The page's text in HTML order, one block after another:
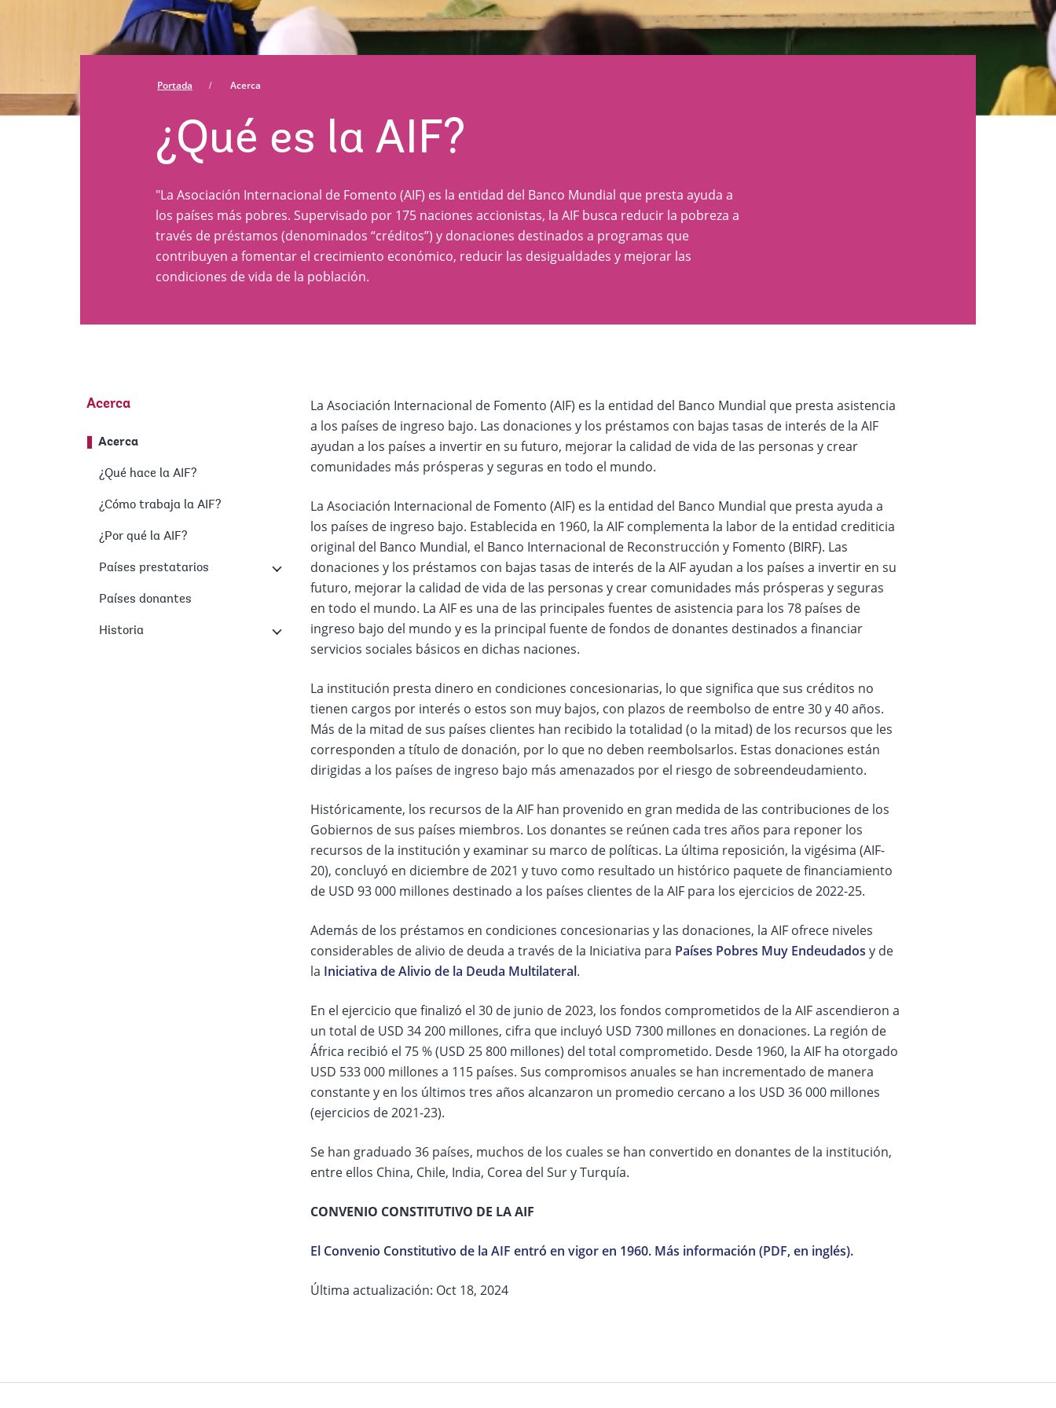
Portada Acerca
¿Qué es la AIF?
"La Asociación Internacional de Fomento (AIF) es la entidad del Banco Mundial que presta ayuda a
los países más pobres. Supervisado por 175 naciones accionistas, la AIF busca reducir la pobreza a
través de préstamos (denominados “créditos”) y donaciones destinados a programas que
contribuyen a fomentar el crecimiento económico, reducir las desigualdades y mejorar las
condiciones de vida de la población.
Acerca
Acerca
¿Qué hace la AIF?
¿Cómo trabaja la AIF?
¿Por qué la AIF?
Países prestatarios
Países donantes
Historia
La Asociación Internacional de Fomento (AIF) es la entidad del Banco Mundial que presta asistencia
a los países de ingreso bajo. Las donaciones y los préstamos con bajas tasas de interés de la AIF
ayudan a los países a invertir en su futuro, mejorar la calidad de vida de las personas y crear
comunidades más prósperas y seguras en todo el mundo.
La Asociación Internacional de Fomento (AIF) es la entidad del Banco Mundial que presta ayuda a
los países de ingreso bajo. Establecida en 1960, la AIF complementa la labor de la entidad crediticia
original del Banco Mundial, el Banco Internacional de Reconstrucción y Fomento (BIRF). Las
donaciones y los préstamos con bajas tasas de interés de la AIF ayudan a los países a invertir en su
futuro, mejorar la calidad de vida de las personas y crear comunidades más prósperas y seguras
en todo el mundo. La AIF es una de las principales fuentes de asistencia para los 78 países de
ingreso bajo del mundo y es la principal fuente de fondos de donantes destinados a financiar
servicios sociales básicos en dichas naciones.
La institución presta dinero en condiciones concesionarias, lo que significa que sus créditos no
tienen cargos por interés o estos son muy bajos, con plazos de reembolso de entre 30 y 40 años.
Más de la mitad de sus países clientes han recibido la totalidad (o la mitad) de los recursos que les
corresponden a título de donación, por lo que no deben reembolsarlos. Estas donaciones están
dirigidas a los países de ingreso bajo más amenazados por el riesgo de sobreendeudamiento.
Históricamente, los recursos de la AIF han provenido en gran medida de las contribuciones de los
Gobiernos de sus países miembros. Los donantes se reúnen cada tres años para reponer los
recursos de la institución y examinar su marco de políticas. La última reposición, la vigésima (AIF-
20), concluyó en diciembre de 2021 y tuvo como resultado un histórico paquete de financiamiento
de USD 93 000 millones destinado a los países clientes de la AIF para los ejercicios de 2022-25.
Además de los préstamos en condiciones concesionarias y las donaciones, la AIF ofrece niveles
considerables de alivio de deuda a través de la Iniciativa para Países Pobres Muy Endeudados y de
la Iniciativa de Alivio de la Deuda Multilateral.
En el ejercicio que finalizó el 30 de junio de 2023, los fondos comprometidos de la AIF ascendieron a
un total de USD 34 200 millones, cifra que incluyó USD 7300 millones en donaciones. La región de
África recibió el 75 % (USD 25 800 millones) del total comprometido. Desde 1960, la AIF ha otorgado
USD 533 000 millones a 115 países. Sus compromisos anuales se han incrementado de manera
constante y en los últimos tres años alcanzaron un promedio cercano a los USD 36 000 millones
(ejercicios de 2021-23).
Se han graduado 36 países, muchos de los cuales se han convertido en donantes de la institución,
entre ellos China, Chile, India, Corea del Sur y Turquía.
CONVENIO CONSTITUTIVO DE LA AIF
El Convenio Constitutivo de la AIF entró en vigor en 1960. Más información (PDF, en inglés).
Última actualización: Oct 18, 2024